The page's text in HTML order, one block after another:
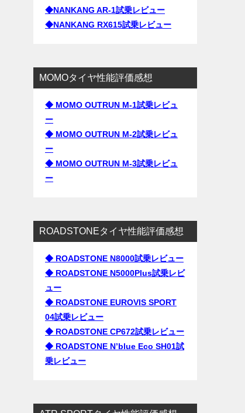
◆NANKANG AR-1試乗レビュー
◆NANKANG RX615試乗レビュー
MOMOタイヤ性能評価感想
◆ MOMO OUTRUN M-1試乗レビュ
ー
◆ MOMO OUTRUN M-2試乗レビュ
ー
◆ MOMO OUTRUN M-3試乗レビュ
ー
ROADSTONEタイヤ性能評価感想
◆ ROADSTONE N8000試乗レビュー
◆ ROADSTONE N5000Plus試乗レビ
ュー
◆ ROADSTONE EUROVIS SPORT
04試乗レビュー
◆ ROADSTONE CP672試乗レビュー
◆ ROADSTONE N’blue Eco SH01試
乗レビュー